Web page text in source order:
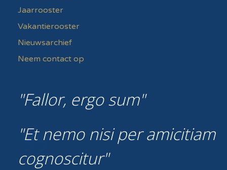
Jaarrooster
Vakantierooster
Nieuwsarchief
Neem contact op
Fallor, ergo sum
Et nemo nisi per amicitiam
cognoscitur